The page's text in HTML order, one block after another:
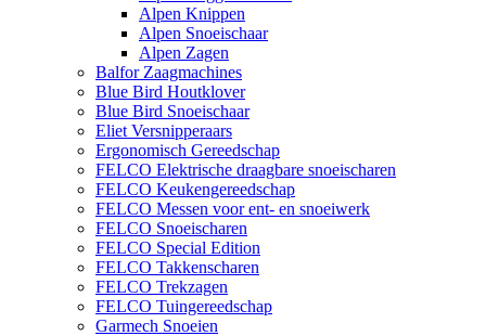
Alpen Knippen
Alpen Snoeischaar
Alpen Zagen
Balfor Zaagmachines
Blue Bird Houtklover
Blue Bird Snoeischaar
Eliet Versnipperaars
Ergonomisch Gereedschap
FELCO Elektrische draagbare snoeischaren
FELCO Keukengereedschap
FELCO Messen voor ent- en snoeiwerk
FELCO Snoeischaren
FELCO Special Edition
FELCO Takkenscharen
FELCO Trekzagen
FELCO Tuingereedschap
Garmech Snoeien